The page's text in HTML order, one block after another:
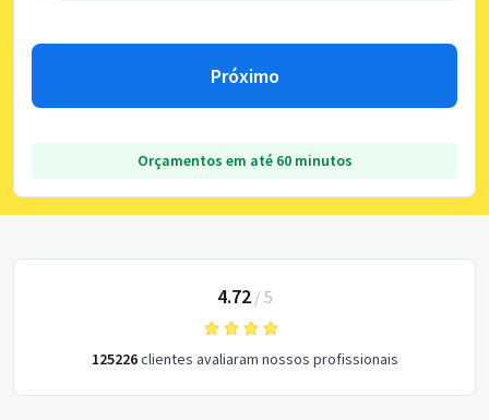
Próximo
Orçamentos em até 60 minutos
4.72/ 5
125226clientes avaliaram nossos profissionais